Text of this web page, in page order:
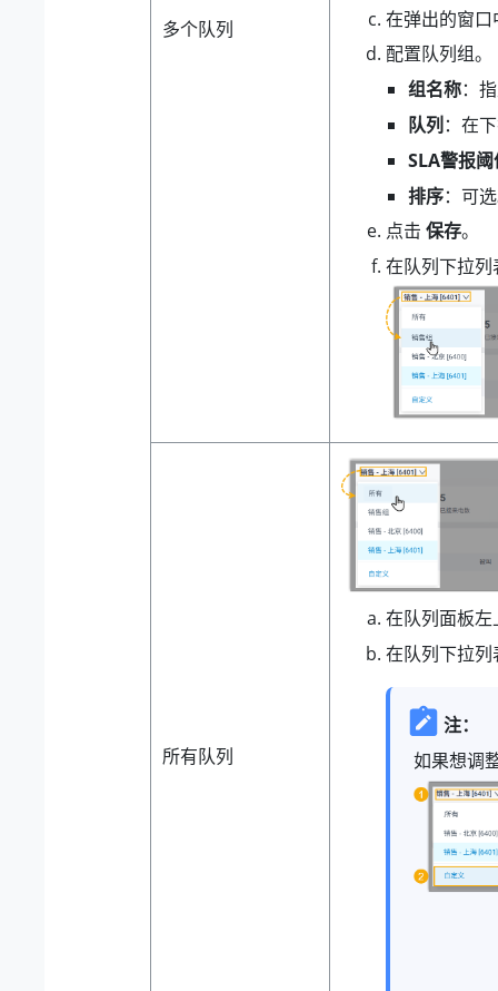
多个队列
在弹出的窗
配置队列组。
组名称：
队列 ：在
SLA警报
排序：可
点击 保存。
在队列下拉
所有队列
在队列面板
在队列下拉
注：
如果想调